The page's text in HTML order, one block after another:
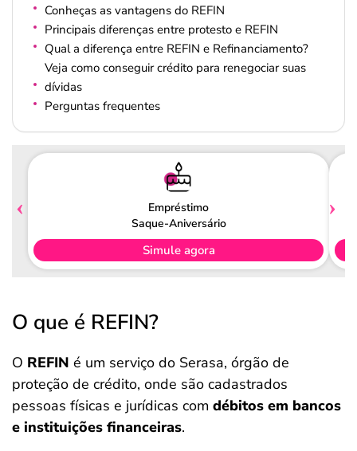
Conheças as vantagens do REFIN
Principais diferenças entre protesto e REFIN
Qual a diferença entre REFIN e Refinanciamento?
Veja como conseguir crédito para renegociar suas
dívidas
Perguntas frequentes
Empréstimo
Saque-Aniversário
Simule agora
O que é REFIN?
O REFIN é um serviço do Serasa, órgão de
proteção de crédito, onde são cadastrados
pessoas físicas e jurídicas com débitos em bancos
e instituições financeiras.